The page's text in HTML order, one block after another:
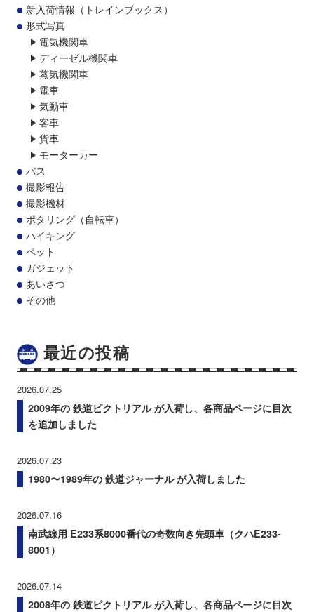
新入荷情報（トレインブックス）
形式写真
電気機関車
ディーゼル機関車
蒸気機関車
電車
気動車
客車
貨車
モーターカー
バス
撮影報告
撮影機材
ポタリング（自転車）
ハイキング
ペット
ガジェット
あいさつ
その他
最近の投稿
2026.07.25
2009年の 鉄道ピクトリアル が入荷し、各商品ページに目次
を追加しました
2026.07.23
1980〜1989年の 鉄道ジャーナル が入荷しました
2026.07.16
南武線用 E233系8000番代の奇数向き先頭車（クハE233-
8001）
2026.07.14
2008年の 鉄道ピクトリアル が入荷し、各商品ページに目次